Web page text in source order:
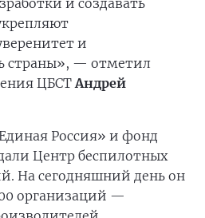
и создавать
и
страны», — отметил
ЦБСТАндрей
Россия» и фонд
Центр беспилотных
На сегодняшний день он
организаций —